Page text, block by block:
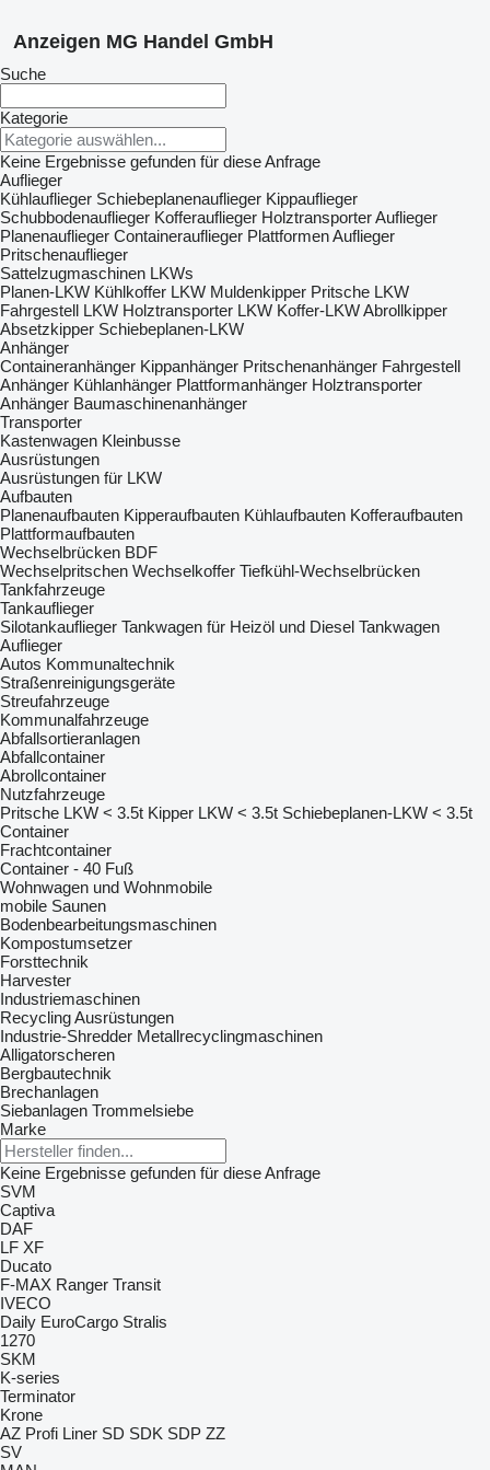
Anzeigen MG Handel GmbH
Suche
Kategorie
Keine Ergebnisse gefunden für diese Anfrage
Auflieger
Kühlauflieger Schiebeplanenauflieger Kippauflieger
Schubbodenauflieger Kofferauflieger Holztransporter Auflieger
Planenauflieger Containerauflieger Plattformen Auflieger
Pritschenauflieger
Sattelzugmaschinen LKWs
Planen-LKW Kühlkoffer LKW Muldenkipper Pritsche LKW
Fahrgestell LKW Holztransporter LKW Koffer-LKWAbrollkipper
Absetzkipper Schiebeplanen-LKW
Anhänger
Containeranhänger Kippanhänger Pritschenanhänger Fahrgestell
Anhänger Kühlanhänger Plattformanhänger Holztransporter
Anhänger Baumaschinenanhänger
Transporter
Kastenwagen Kleinbusse
Ausrüstungen
Ausrüstungen für LKW
Aufbauten
Planenaufbauten Kipperaufbauten Kühlaufbauten Kofferaufbauten
Plattformaufbauten
Wechselbrücken BDF
Wechselpritschen Wechselkoffer Tiefkühl-Wechselbrücken
Tankfahrzeuge
Tankauflieger
Silotankauflieger Tankwagen für Heizöl und Diesel Tankwagen
Auflieger
Autos Kommunaltechnik
Straßenreinigungsgeräte
Streufahrzeuge
Kommunalfahrzeuge
Abfallsortieranlagen
Abfallcontainer
Abrollcontainer
Nutzfahrzeuge
Pritsche LKW < 3.5t Kipper LKW < 3.5t Schiebeplanen-LKW < 3.5t
Container
Frachtcontainer
Container - 40 Fuß
Wohnwagen und Wohnmobile
mobile Saunen
Bodenbearbeitungsmaschinen
Kompostumsetzer
Forsttechnik
Harvester
Industriemaschinen
Recycling Ausrüstungen
Industrie-Shredder Metallrecyclingmaschinen
Alligatorscheren
Bergbautechnik
Brechanlagen
Siebanlagen‎ Trommelsiebe
Marke
Keine Ergebnisse gefunden für diese Anfrage
SVM
Captiva
DAF
LF XF
Ducato
F-MAX Ranger Transit
IVECO
Daily EuroCargo Stralis
1270
SKM
K-series
Terminator
Krone
AZ Profi Liner SD SDK SDP ZZ
SV